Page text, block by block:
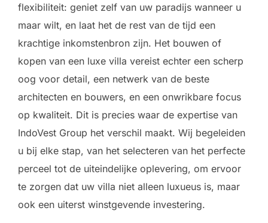
flexibiliteit: geniet zelf van uw paradijs wanneer u
maar wilt, en laat het de rest van de tijd een
krachtige inkomstenbron zijn. Het bouwen of
kopen van een luxe villa vereist echter een scherp
oog voor detail, een netwerk van de beste
architecten en bouwers, en een onwrikbare focus
op kwaliteit. Dit is precies waar de expertise van
IndoVest Group het verschil maakt. Wij begeleiden
u bij elke stap, van het selecteren van het perfecte
perceel tot de uiteindelijke oplevering, om ervoor
te zorgen dat uw villa niet alleen luxueus is, maar
ook een uiterst winstgevende investering.